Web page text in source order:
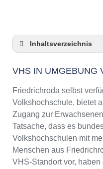
Inhaltsverzeichnis
3 Quicktipps
Checkliste: VHS-
Keine VHS in
Online-Kurse:
Online-Kurse als
VHS-Kursen
Die VHS als
VHS IN UMGEBUNG
Friedrichroda selbst
Volkshochschule, bietet
Zugang zur
Tatsache, dass es
Volkshochschulen mit
Menschen aus
VHS-Standort vor,